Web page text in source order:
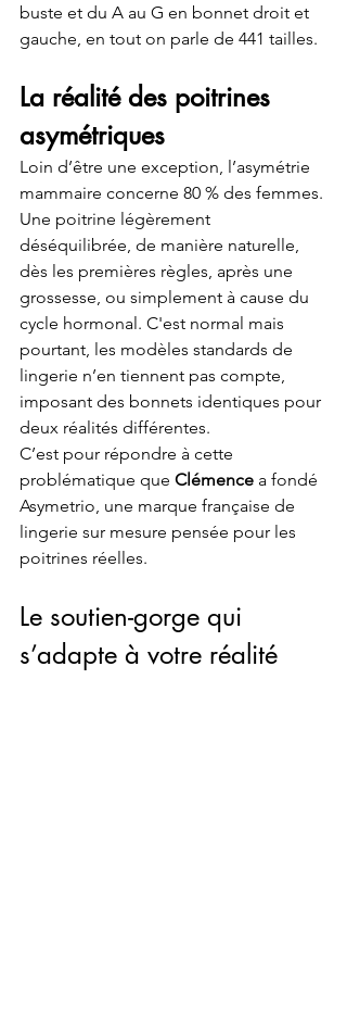
buste et du A au G en bonnet droit et
gauche, en tout on parle de 441 tailles.
La réalité des poitrines
asymétriques
Loin d’être une exception, l’asymétrie
mammaire concerne 80 % des femmes.
Une poitrine légèrement
déséquilibrée, de manière naturelle,
dès les premières règles, après une
grossesse, ou simplement à cause du
cycle hormonal. C'est normal mais
pourtant, les modèles standards de
lingerie n’en tiennent pas compte,
imposant des bonnets identiques pour
deux réalités différentes.
C’est pour répondre à cette
problématique que Clémence a fondé
Asymetrio, une marque française de
lingerie sur mesure pensée pour les
poitrines réelles.
Le soutien-gorge qui
s’adapte à votre réalité